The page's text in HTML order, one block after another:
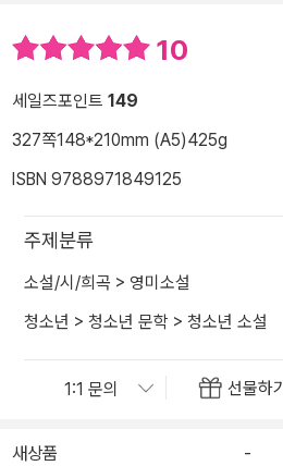
10
세일즈포인트 149
327쪽148*210mm (A5)425g
ISBN 9788971849125
주제분류
소설/시/희곡 > 영미소설
청소년 > 청소년 문학 > 청소년 소설
선물하기
새상품
-